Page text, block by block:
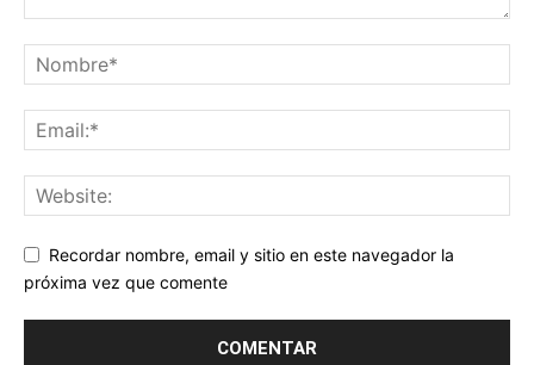
Recordar nombre, email y sitio en este navegador la
próxima vez que comente